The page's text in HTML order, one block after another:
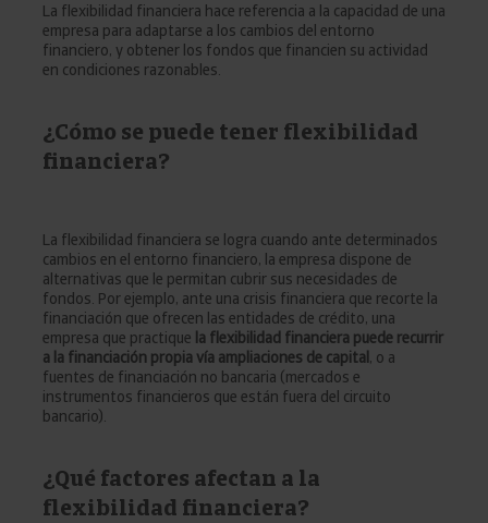
La flexibilidad financiera hace referencia a la capacidad de una
empresa para adaptarse a los cambios del entorno
financiero, y obtener los fondos que financien su actividad
en condiciones razonables.
¿Cómo se puede tener flexibilidad
financiera?
La flexibilidad financiera se logra cuando ante determinados
cambios en el entorno financiero, la empresa dispone de
alternativas que le permitan cubrir sus necesidades de
fondos. Por ejemplo, ante una crisis financiera que recorte la
financiación que ofrecen las entidades de crédito, una
empresa que practique la flexibilidad financiera puede recurrir
a la financiación propia vía ampliaciones de capital , o a
fuentes de financiación no bancaria (mercados e
instrumentos financieros que están fuera del circuito
bancario).
¿Qué factores afectan a la
flexibilidad financiera?